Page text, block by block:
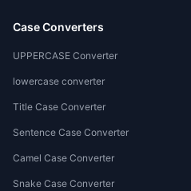
Case Converters
UPPERCASE Converter
lowercase converter
Title Case Converter
Sentence Case Converter
Camel Case Converter
Snake Case Converter